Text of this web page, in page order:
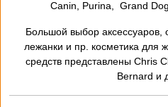
Canin, Purina, Grand
Большой выбор аксессуаров,
лежанки и пр. косметика для
средств представлены Chris
Bernard и